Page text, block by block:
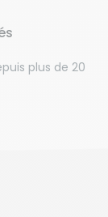
plus de 20